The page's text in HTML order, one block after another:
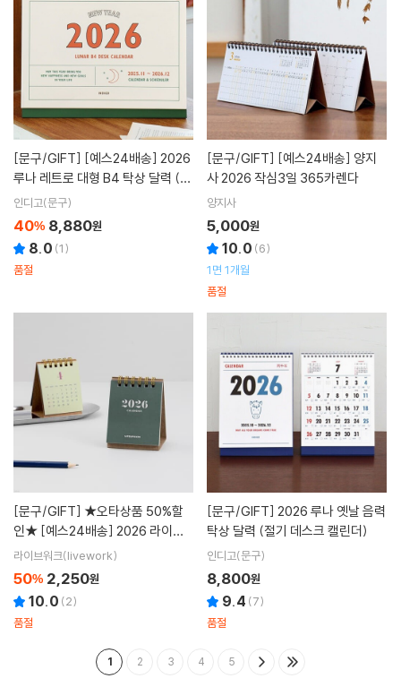
[문구/GIFT]
루나 레트로 대형 B4 탁상 달력 (음
력 데스크 캘린더)
인디고(문구)
40% 8,880원
8.0 (1)
품절
[문구/GIFT]
사 2026 작심3일 365카렌다
양지사
5,000원
10.0 (6)
1면 1개월
품절
[문구/GIFT]
인★ [예스24배송] 2026 라이프
앤피시스 미니 탁상 달력
라이브워크(livework)
50% 2,250원
10.0 (2)
품절
[문구/GIFT]
탁상 달력 (절기 데스크 캘린더)
인디고(문구)
8,800원
9.4 (7)
품절
1 2 3 4 5